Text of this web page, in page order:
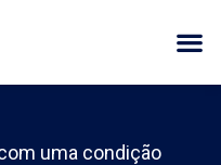
uma condição